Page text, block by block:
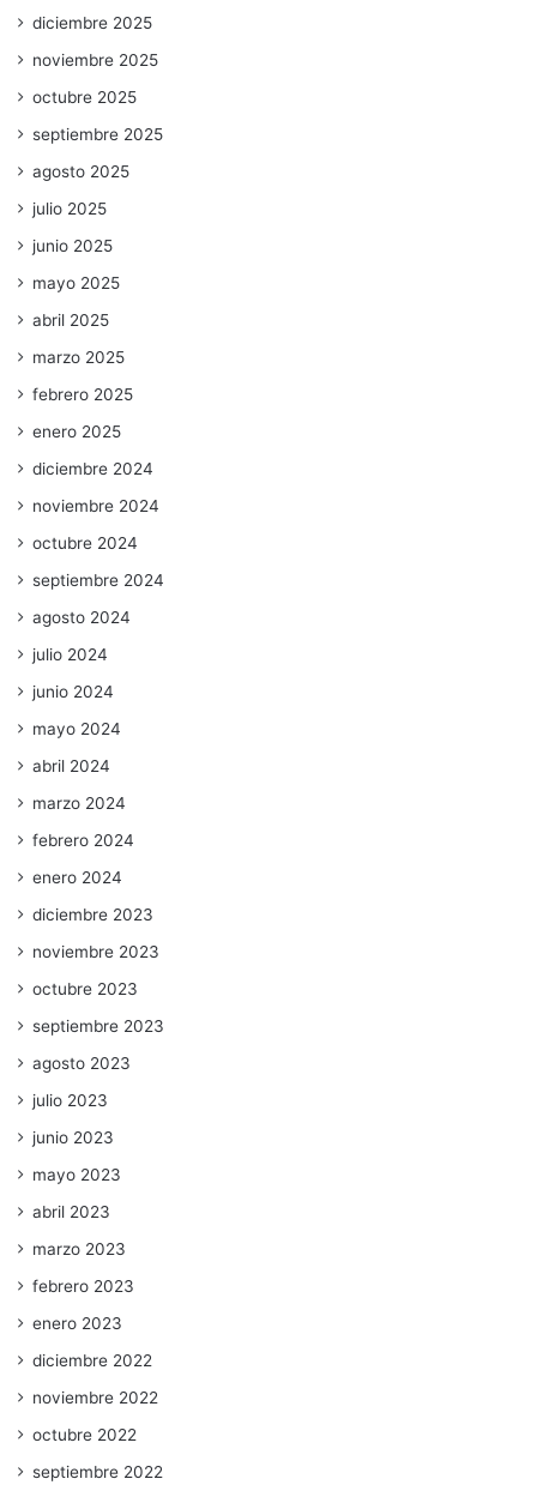
diciembre 2025
noviembre 2025
octubre 2025
septiembre 2025
agosto 2025
julio 2025
junio 2025
mayo 2025
abril 2025
marzo 2025
febrero 2025
enero 2025
diciembre 2024
noviembre 2024
octubre 2024
septiembre 2024
agosto 2024
julio 2024
junio 2024
mayo 2024
abril 2024
marzo 2024
febrero 2024
enero 2024
diciembre 2023
noviembre 2023
octubre 2023
septiembre 2023
agosto 2023
julio 2023
junio 2023
mayo 2023
abril 2023
marzo 2023
febrero 2023
enero 2023
diciembre 2022
noviembre 2022
octubre 2022
septiembre 2022